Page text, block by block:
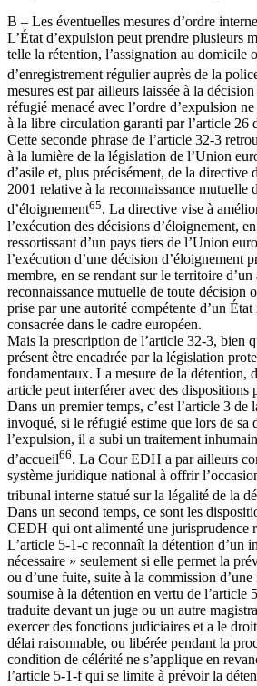
B – Les éventuelles mesures d’ordre interne
L’État d’expulsion peut prendre plusieurs
telle la rétention, l’assignation au domicile
d’enregistrement régulier auprès de la
mesures est par ailleurs laissée à la
réfugié menacé avec l’ordre d’expulsion
à la libre circulation garanti par l’article 26
Cette seconde phrase de l’article 32-3
à la lumière de la législation de l’Union
d’asile et, plus précisément, de la directive
2001 relative à la reconnaissance mutuelle
d’éloignement65. La directive vise à
l’exécution des décisions d’éloignement,
ressortissant d’un pays tiers de l’Union
l’exécution d’une décision d’éloignement
membre, en se rendant sur le territoire
reconnaissance mutuelle de toute décision
prise par une autorité compétente d’un État
consacrée dans le cadre européen.
Mais la prescription de l’article 32-3, bien
présent être encadrée par la législation
fondamentaux. La mesure de la détention,
article peut interférer avec des dispositions
Dans un premier temps, c’est l’article 3
invoqué, si le réfugié estime que lors de sa
l’expulsion, il a subi un traitement
d’accueil66. La Cour EDH a par ailleurs
système juridique national à offrir
tribunal interne statué sur la légalité de la
Dans un second temps, ce sont les
CEDH qui ont alimenté une jurisprudence
L’article 5-1-c reconnaît la détention d’un
nécessaire » seulement si elle permet la
ou d’une fuite, suite à la commission
soumise à la détention en vertu de l’article
traduite devant un juge ou un autre
exercer des fonctions judiciaires et a le
délai raisonnable, ou libérée pendant la
condition de célérité ne s’applique en
l’article 5-1-f qui se limite à prévoir la